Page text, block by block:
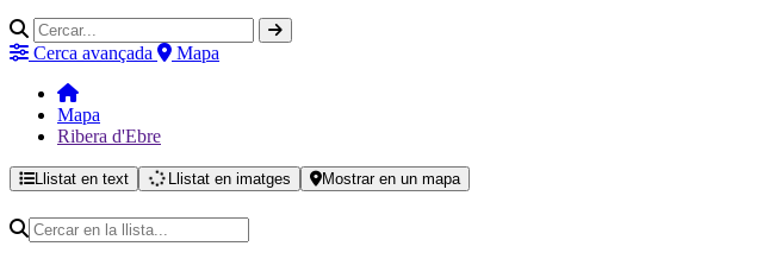
Cerca avançada Mapa
Mapa
Ribera d'Ebre
Llistat en text Llistat en imatges Mostrar en un mapa